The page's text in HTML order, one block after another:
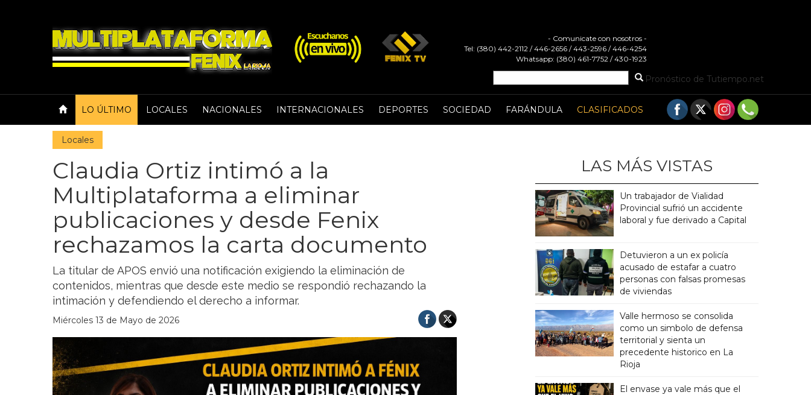
- Comunicate con nosotros -
Tel: (380) 442-2112 / 446-2656 / 443-2596 / 446-4254
Whatsapp: (380) 461-7752 / 430-1923
Pronóstico de Tutiempo.net
LO ÚLTIMO LOCALES NACIONALES INTERNACIONALES DEPORTES SOCIEDAD FARÁNDULA CLASIFICADOS
Locales
Claudia Ortiz intimó a la
Multiplataforma a eliminar
publicaciones y desde Fenix
rechazamos la carta documento
La titular de APOS envió una notificación exigiendo la eliminación de
contenidos, mientras que desde este medio se respondió rechazando la
intimación y defendiendo el derecho a informar.
Miércoles 13 de Mayo de 2026
LAS MÁS VISTAS
Un trabajador de Vialidad
Provincial sufrió un accidente
laboral y fue derivado a Capital
Detuvieron a un ex policía
acusado de estafar a cuatro
personas con falsas promesas
de viviendas
Valle hermoso se consolida
como un simbolo de defensa
territorial y sienta un
precedente historico en La
Rioja
El envase ya vale más que el